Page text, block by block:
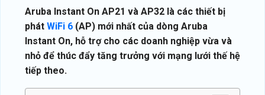
Aruba Instant On AP21 và AP32 là các thiết bị
phát WiFi 6 (AP) mới nhất của dòng Aruba
Instant On, hỗ trợ cho các doanh nghiệp vừa và
nhỏ để thúc đẩy tăng trưởng với mạng lưới thế hệ
tiếp theo.